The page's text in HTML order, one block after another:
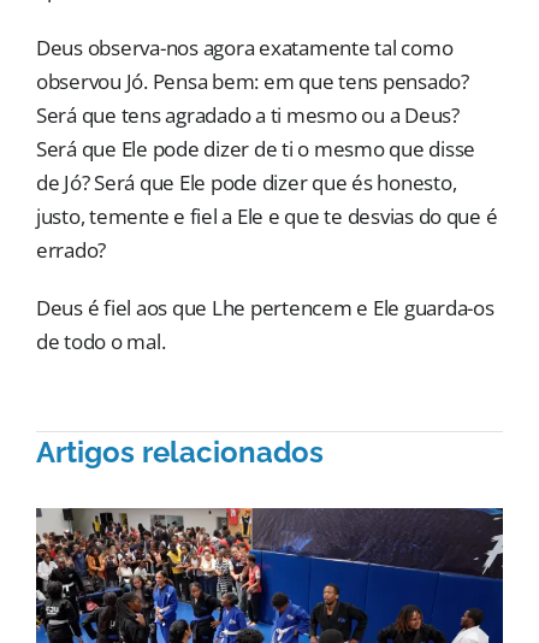
Deus observa-nos agora exatamente tal como
observou Jó. Pensa bem: em que tens pensado?
Será que tens agradado a ti mesmo ou a Deus?
Será que Ele pode dizer de ti o mesmo que disse
de Jó? Será que Ele pode dizer que és honesto,
justo, temente e fiel a Ele e que te desvias do que é
errado?
Deus é fiel aos que Lhe pertencem e Ele guarda-os
de todo o mal.
Artigos relacionados